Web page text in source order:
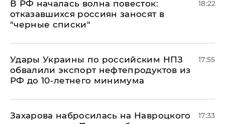
​В РФ началась волна повесток:
отказавшихся россиян заносят в
"черные списки"
18:22
Удары Украины по российским НПЗ
обвалили экспорт нефтепродуктов из
РФ до 10-летнего минимума
17:55
​Захарова набросилась на Навроцкого
17:33